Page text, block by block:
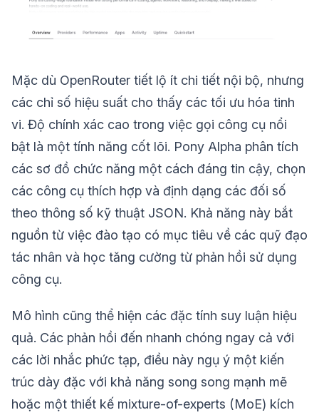
Mặc dù OpenRouter tiết lộ ít chi tiết nội bộ, nhưng
các chỉ số hiệu suất cho thấy các tối ưu hóa tinh
vi. Độ chính xác cao trong việc gọi công cụ nổi
bật là một tính năng cốt lõi. Pony Alpha phân tích
các sơ đồ chức năng một cách đáng tin cậy, chọn
các công cụ thích hợp và định dạng các đối số
theo thông số kỹ thuật JSON. Khả năng này bắt
nguồn từ việc đào tạo có mục tiêu về các quỹ đạo
tác nhân và học tăng cường từ phản hồi sử dụng
công cụ.
Mô hình cũng thể hiện các đặc tính suy luận hiệu
quả. Các phản hồi đến nhanh chóng ngay cả với
các lời nhắc phức tạp, điều này ngụ ý một kiến
trúc dày đặc với khả năng song song mạnh mẽ
hoặc một thiết kế mixture-of-experts (MoE) kích